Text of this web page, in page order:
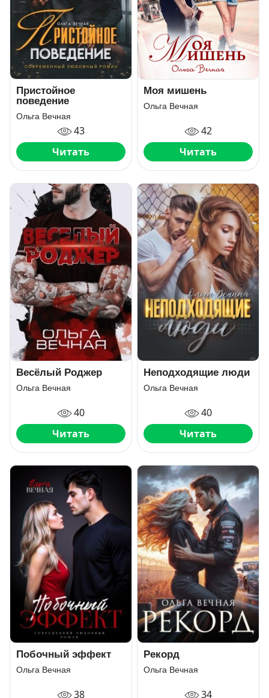
Пристойное
поведение
Ольга Вечная
43
Читать
Моя мишень
Ольга Вечная
42
Читать
Весёлый Роджер
Ольга Вечная
40
Читать
Неподходящие люди
Ольга Вечная
40
Читать
Побочный эффект
Ольга Вечная
38
Рекорд
Ольга Вечная
34